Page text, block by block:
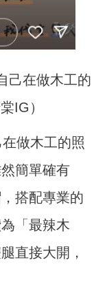
己在做木工的
IG）
做木工的照
簡單確有
搭配專業的
「最辣木
直接大開，